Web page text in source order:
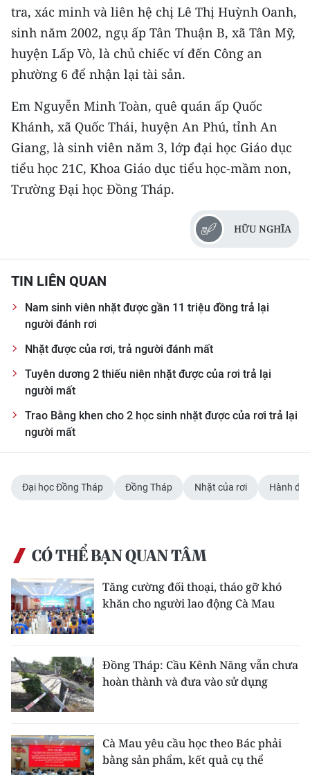
Duyên hải Nam Trung Bộ và Tây
Nguyên
Đông Nam Bộ
Chuyên trang Hà Nội
Chuyên trang TP. Hồ Chí Minh
CHUYÊN ĐỀ
VỀ BÁO NHÂN DÂN
NHÂN DÂN CUỐI TUẦN
MUA BÁO
ĐỌC BÁO IN
ESPAÑOL
tra, xác minh và liên hệ chị Lê Thị Huỳnh Oanh,
sinh năm 2002, ngụ ấp Tân Thuận B, xã Tân Mỹ,
huyện Lấp Vò, là chủ chiếc ví đến Công an
phường 6 để nhận lại tài sản.
Em Nguyễn Minh Toàn, quê quán ấp Quốc
Khánh, xã Quốc Thái, huyện An Phú, tỉnh An
Giang, là sinh viên năm 3, lớp đại học Giáo dục
tiểu học 21C, Khoa Giáo dục tiểu học-mầm non,
Trường Đại học Đồng Tháp.
HỮU NGHĨA
TIN LIÊN QUAN
Nam sinh viên nhặt được gần 11 triệu đồng trả lại
người đánh rơi
Nhặt được của rơi, trả người đánh mất
Tuyên dương 2 thiếu niên nhặt được của rơi trả lại
người mất
Trao Bằng khen cho 2 học sinh nhặt được của rơi trả lại
người mất
Đại học Đồng Tháp Đồng Tháp Nhặt của rơi Hành
CÓ THỂ BẠN QUAN TÂM
Tăng cường đối thoại, tháo gỡ khó
khăn cho người lao động Cà Mau
Đồng Tháp: Cầu Kênh Năng vẫn chưa
hoàn thành và đưa vào sử dụng
Cà Mau yêu cầu học theo Bác phải
bằng sản phẩm, kết quả cụ thể